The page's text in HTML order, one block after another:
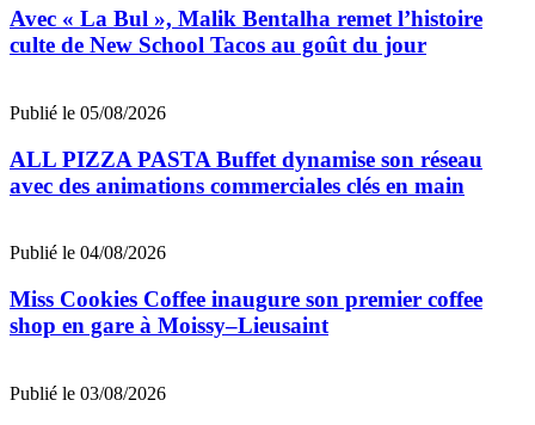
Avec « La Bul », Malik Bentalha remet l’histoire
culte de New School Tacos au goût du jour
Publié le 05/08/2026
ALL PIZZA PASTA Buffet dynamise son réseau
avec des animations commerciales clés en main
Publié le 04/08/2026
Miss Cookies Coffee inaugure son premier coffee
shop en gare à Moissy–Lieusaint
Publié le 03/08/2026